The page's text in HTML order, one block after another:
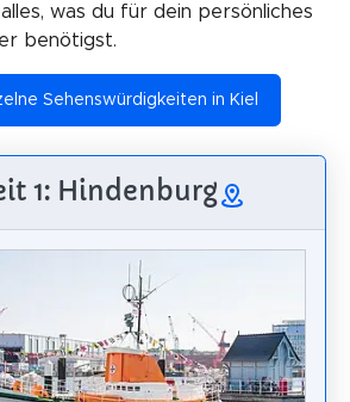
was du für dein persönliches
benötigst.
Sehenswürdigkeiten in Kiel
1: Hindenburg